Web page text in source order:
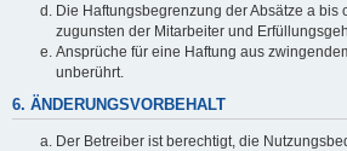
Die Haftungsbegrenzung der Absätze a bis
zugunsten der Mitarbeiter und
Ansprüche für eine Haftung aus
unberührt.
6. ÄNDERUNGSVORBEHALT
Der Betreiber ist berechtigt, die